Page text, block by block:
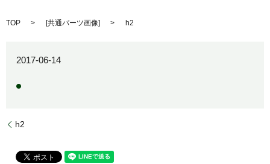
TOP [共通パーツ画像] h2
2017-06-14
h2